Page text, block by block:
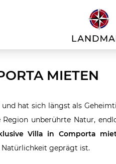
MIETEN
hat sich längst als
unberührte Natur,
Villa in Comporta
Natürlichkeit geprägt ist.